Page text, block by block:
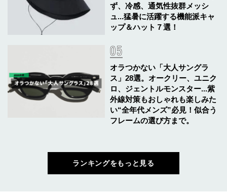
ず、冷感、通気性抜群メッシ
ュ...猛暑に活躍する機能派キャ
ップ＆ハット７選！
オラつかない「大人サングラ
ス」28選。オークリー、ユニク
ロ、ジェントルモンスター...紫
外線対策もおしゃれも楽しみた
い“全年代メンズ”必見！似合う
フレームの選び方まで。
ランキングをもっと見る